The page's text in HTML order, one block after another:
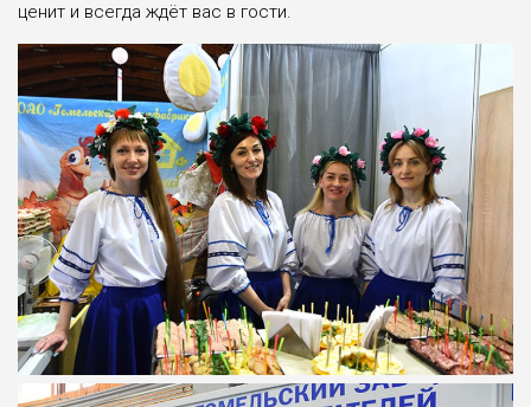
ценит и всегда ждёт вас в гости.